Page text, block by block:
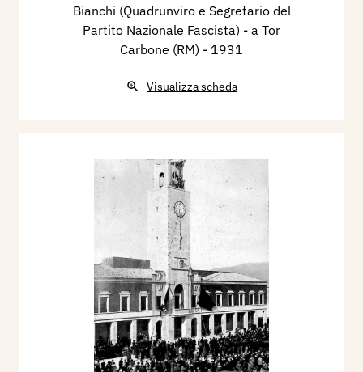
Bianchi (Quadrunviro e Segretario del
Partito Nazionale Fascista) - a Tor
Carbone (RM) - 1931
Visualizza scheda